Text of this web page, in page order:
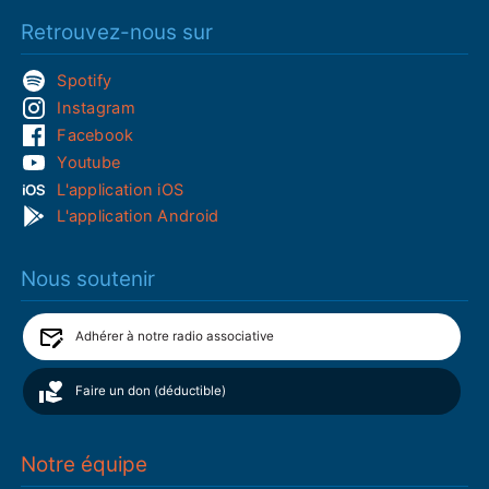
Retrouvez-nous sur
Spotify
Instagram
Facebook
Youtube
L'application iOS
L'application Android
Nous soutenir
Adhérer à notre radio associative
Faire un don (déductible)
Notre équipe